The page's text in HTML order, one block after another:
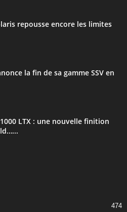
repousse encore les limites
la fin de sa gamme SSV en
LTX : une nouvelle finition
474